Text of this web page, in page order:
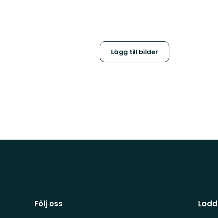
Lägg till bilder
Följ oss